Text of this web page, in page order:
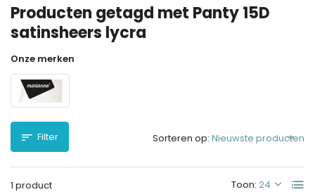
Producten getagd met Panty 15D
satinsheers lycra
Onze merken
Filter
1 product Toon:
Sorteren op: